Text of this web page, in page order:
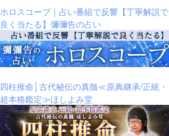
ホロスコープ｜占い番組で反響【丁寧解説で
良く当たる】彌彌告の占い
四柱推命│古代秘伝の真髄≪原典継承/正統・
超本格鑑定≫ほしよみ堂